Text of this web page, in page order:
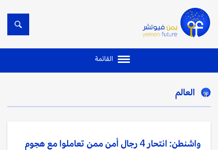
القائمة
العالم
واشنطن: انتحار 4 رجال أمن ممن تعاملوا مع هجوم